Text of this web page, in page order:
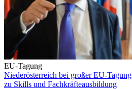
EU-Tagung
Niederösterreich bei großer EU-Tagung
zu Skills und Fachkräfteausbildung